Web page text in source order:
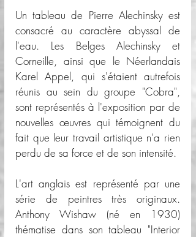
Un tableau de Pierre Alechinsky est
consacré au caractère abyssal de
l'eau. Les Belges Alechinsky et
Corneille, ainsi que le Néerlandais
Karel Appel, qui s'étaient autrefois
réunis au sein du groupe "Cobra",
sont représentés à l'exposition par de
nouvelles œuvres qui témoignent du
fait que leur travail artistique n'a rien
perdu de sa force et de son intensité.
L'art anglais est représenté par une
série de peintres très originaux.
Anthony Wishaw (né en 1930)
thématise dans son tableau "Interior